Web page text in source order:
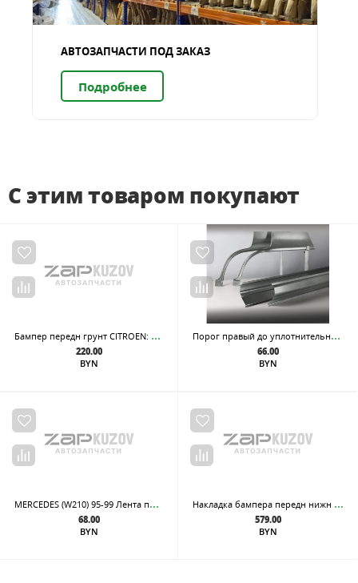
АВТОЗАПЧАСТИ ПОД ЗАКАЗ
Подробнее
С этим товаром покупают
Бам
пер передн грунт CITROEN: C3 10.05-01.10 (Страна производства: ИСПАНИЯ)
220.00
BYN
Пор
ог правый до уплотнительной резинки, из оцинкованной стали
66.00
BYN
MER
CEDES (W210) 95-99 Лента под фары L
68.00
BYN
Нак
ладка бампера передн нижн хром SKODA: SUPERB 08-
579.00
BYN